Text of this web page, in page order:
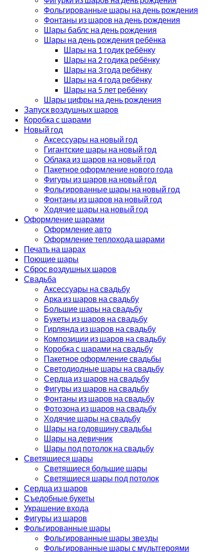
Фольгированные шары на день рождения
Фонтаны из шаров на день рождения
Шары баблс на день рождения
Шары на день рождения ребёнка
Шары на 1 годик ребёнку
Шары на 2 годика ребёнку
Шары на 3 года ребёнку
Шары на 4 года ребёнку
Шары на 5 лет ребёнку
Шары цифры на день рождения
Запуск воздушных шаров
Коробка с шарами
Новый год
Аксессуары на новый год
Гигантские шары на новый год
Облака из шаров на новый год
Пакетное оформление нового года
Фигуры из шаров на новый год
Фольгированные шары на новый год
Фонтаны из шаров на новый год
Ходячие шары на новый год
Оформление шарами
Оформление авто
Оформление теплохода шарами
Печать на шарах
Поющие шары
Сброс воздушных шаров
Свадьба
Аксессуары на свадьбу
Арка из шаров на свадьбу
Большие шары на свадьбу
Букеты из шаров на свадьбу
Гирлянда из шаров на свадьбу
Композиции из шаров на свадьбу
Коробка с шарами на свадьбу
Пакетное оформление свадьбы
Светодиодные шары на свадьбу
Сердца из шаров на свадьбу
Фигуры из шаров на свадьбу
Фонтаны из шаров на свадьбу
Фотозона из шаров на свадьбу
Ходячие шары на свадьбу
Шары на годовщину свадьбы
Шары на девичник
Шары под потолок на свадьбу
Светящиеся шары
Светящиеся большие шары
Светящиеся шары под потолок
Сердца из шаров
Съедобные букеты
Украшение входа
Фигуры из шаров
Фольгированные шары
Фольгированные шары звезды
Фольгированные шары с мультгероями